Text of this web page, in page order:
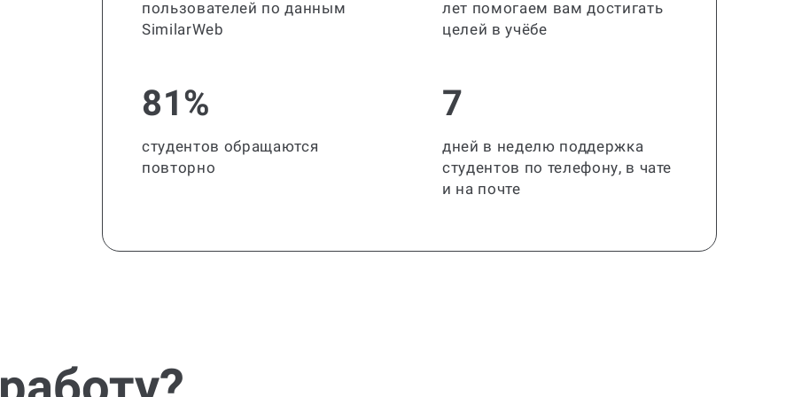
пользователей по данным
SimilarWeb
лет помогаем вам достигать
целей в учёбе
81%
студентов обращаются
повторно
7
дней в неделю поддержка
студентов по телефону, в чате
и на почте